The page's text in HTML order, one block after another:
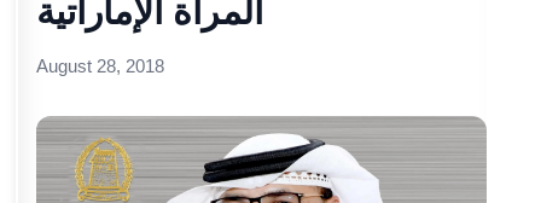
المرأة الإماراتية
August 28, 2018